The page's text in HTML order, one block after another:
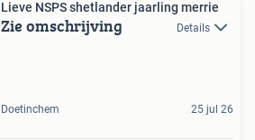
Lieve NSPS shetlander jaarling merrie
Zie omschrijving Details
Doetinchem 25 jul 26